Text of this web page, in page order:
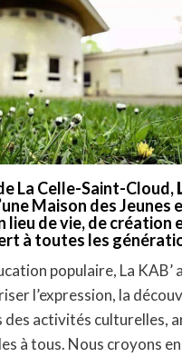
La Celle-Saint-Cloud,
Maison des Jeunes
lieu de vie, de création
à toutes les
populaire, La KAB’
l’expression, la
des activités culturelles,
à tous. Nous croyons